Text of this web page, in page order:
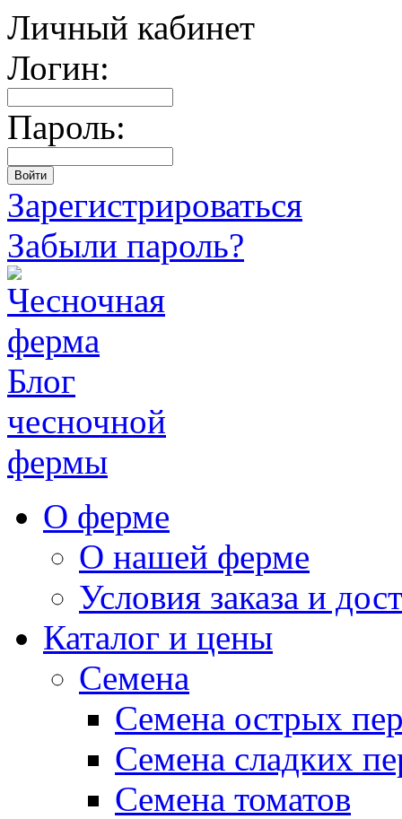
Личный кабинет
Логин:
Пароль:
Зарегистрироваться
Забыли пароль?
Блог
чесночной
фермы
О ферме
О нашей ферме
Условия заказа и
Каталог и цены
Семена
Семена острых
Семена сладких
Семена томатов